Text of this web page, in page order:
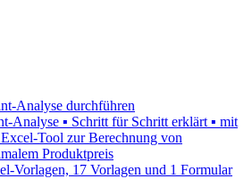
Analyse durchführen
Analyse ▪ Schritt für Schritt erklärt ▪ mit
Tool zur Berechnung von
Produktpreis
Vorlagen, 17 Vorlagen und 1 Formular